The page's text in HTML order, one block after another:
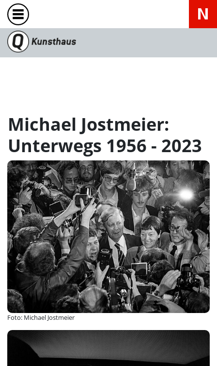
Michael Jostmeier:
Unterwegs 1956 - 2023
Foto: Michael Jostmeier